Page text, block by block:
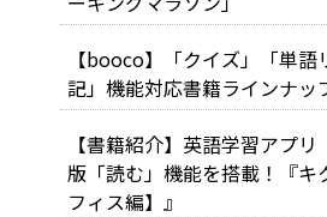
【booco】「クイズ」「単語
記」機能対応書籍ラインナッ
【書籍紹介】英語学習アプ
版「読む」機能を搭載！『キ
フィス編】』